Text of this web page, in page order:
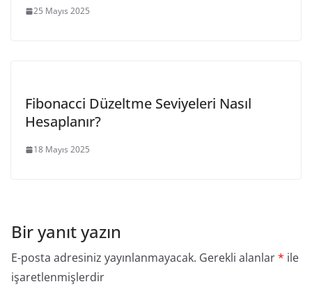
25 Mayıs 2025
Fibonacci Düzeltme Seviyeleri Nasıl
Hesaplanır?
18 Mayıs 2025
Bir yanıt yazın
E-posta adresiniz yayınlanmayacak. Gerekli alanlar* ile
işaretlenmişlerdir